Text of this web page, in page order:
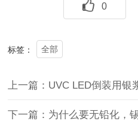
0
标签： 全部
上一篇：UVC LED倒装用银
下一篇：为什么要无铅化，